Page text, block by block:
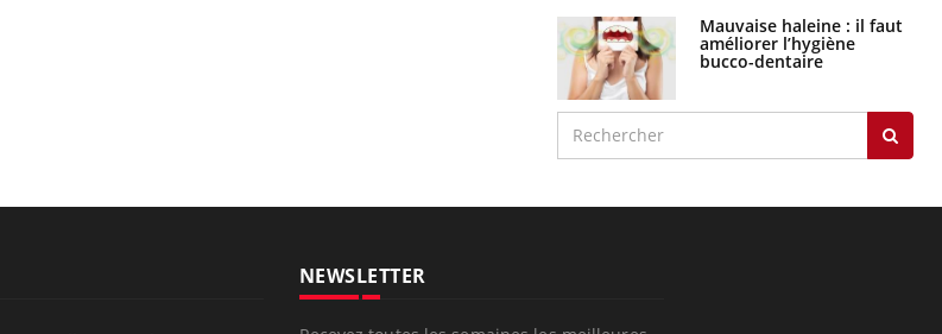
Mauvaise haleine : il faut
améliorer l’hygiène
bucco-dentaire
NEWSLETTER